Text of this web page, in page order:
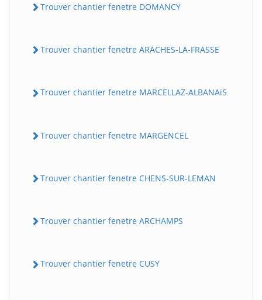
Trouver chantier fenetre DOMANCY
Trouver chantier fenetre ARACHES-LA-FRASSE
Trouver chantier fenetre MARCELLAZ-ALBANAiS
Trouver chantier fenetre MARGENCEL
Trouver chantier fenetre CHENS-SUR-LEMAN
Trouver chantier fenetre ARCHAMPS
Trouver chantier fenetre CUSY